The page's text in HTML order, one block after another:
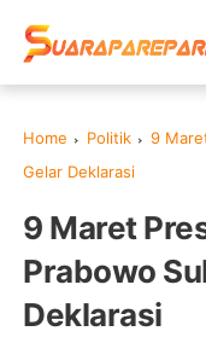
Home Politik
9
Gelar Deklarasi
9 Maret
Prabowo
Deklarasi